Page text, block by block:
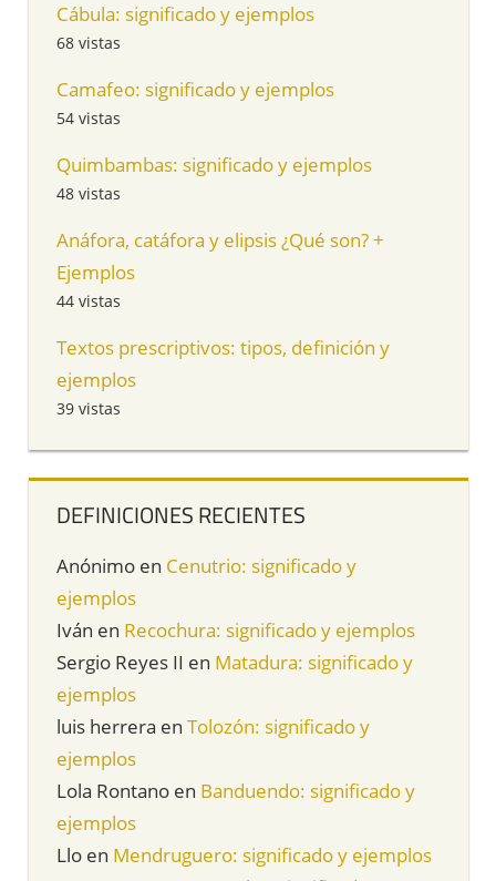
Cábula: significado y ejemplos
68 vistas
Camafeo: significado y ejemplos
54 vistas
Quimbambas: significado y ejemplos
48 vistas
Anáfora, catáfora y elipsis ¿Qué son? +
Ejemplos
44 vistas
Textos prescriptivos: tipos, definición y
ejemplos
39 vistas
DEFINICIONES RECIENTES
Anónimo en Cenutrio: significado y
ejemplos
Iván en Recochura: significado y ejemplos
Sergio Reyes II en Matadura: significado y
ejemplos
luis herrera en Tolozón: significado y
ejemplos
Lola Rontano en Banduendo: significado y
ejemplos
Llo en Mendruguero: significado y ejemplos